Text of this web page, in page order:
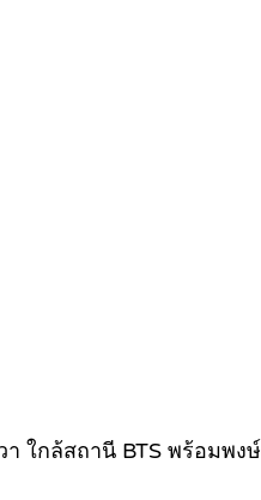
ใกล้สถานี BTS พร้อมพงษ์